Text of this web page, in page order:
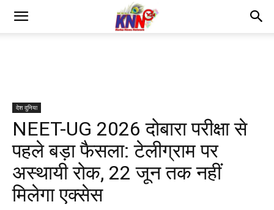
देश दुनिया
NEET-UG 2026 दोबारा परीक्षा से
पहले बड़ा फैसला: टेलीग्राम पर
अस्थायी रोक, 22 जून तक नहीं
मिलेगा एक्सेस